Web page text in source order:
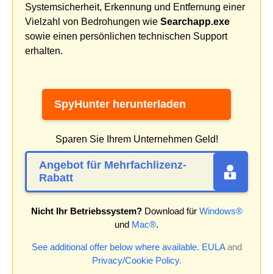
Systemsicherheit, Erkennung und Entfernung einer
Vielzahl von Bedrohungen wie Searchapp.exe
sowie einen persönlichen technischen Support
erhalten.
SpyHunter herunterladen
Sparen Sie Ihrem Unternehmen Geld!
Angebot für Mehrfachlizenz-
Rabatt
Nicht Ihr Betriebssystem?Download für Windows®
und Mac®.
See additional offer below where available. EULAand
Privacy/Cookie Policy.